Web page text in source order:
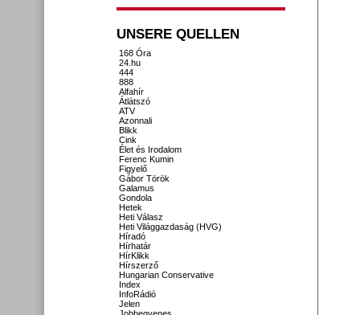
UNSERE QUELLEN
168 Óra
24.hu
444
888
Alfahír
Átlátszó
ATV
Azonnali
Blikk
Cink
Élet és Irodalom
Ferenc Kumin
Figyelő
Gábor Török
Galamus
Gondola
Hetek
Heti Válasz
Heti Világgazdaság (HVG)
Híradó
Hírhatár
HírKlikk
Hírszerző
Hungarian Conservative
Index
InfoRádió
Jelen